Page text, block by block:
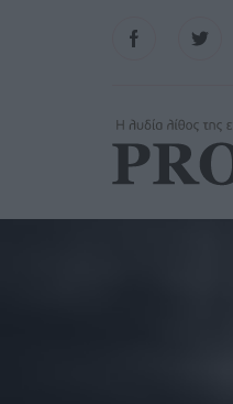
FacebookTwitter